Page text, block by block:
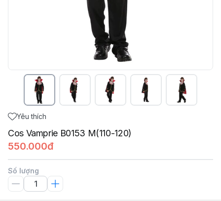
Yêu thích
Cos Vamprie B0153 M(110-120)
550.000đ
Số lượng